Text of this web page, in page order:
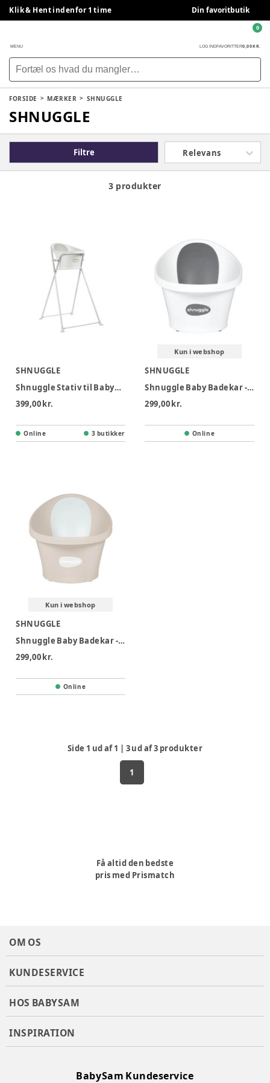
Klik & Hent indenfor 1 time Din favoritbutik
MENU LOG INDFAVORITTER0,00 KR.
0
FORSIDE MÆRKER SHNUGGLE
SHNUGGLE
Filtre Relevans
3 produkter
SHNUGGLE
Shnuggle Stativ til Babybadekar
399,00 kr.
Online 3 butikker
Kun i webshop
SHNUGGLE
Shnuggle Baby Badekar - Hvid/Grå
299,00 kr.
Online
Kun i webshop
SHNUGGLE
Shnuggle Baby Badekar - Beige/Hvid
299,00 kr.
Online
Side 1 ud af1 | 3ud af3 produkter
1
Få altid den bedste
pris med Prismatch
OM OS
KUNDESERVICE
HOS BABYSAM
INSPIRATION
BabySam Kundeservice